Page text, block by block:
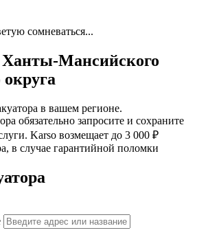
сомневаться...
Мансийского
в вашем регионе.
обязательно запросите и сохраните
Karso возмещает до 3 000 ₽
в случае гарантийной поломки